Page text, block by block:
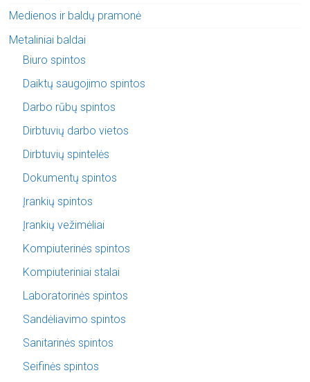
Medienos ir baldų pramonė
Metaliniai baldai
Biuro spintos
Daiktų saugojimo spintos
Darbo rūbų spintos
Dirbtuvių darbo vietos
Dirbtuvių spintelės
Dokumentų spintos
Įrankių spintos
Įrankių vežimėliai
Kompiuterinės spintos
Kompiuteriniai stalai
Laboratorinės spintos
Sandėliavimo spintos
Sanitarinės spintos
Seifinės spintos